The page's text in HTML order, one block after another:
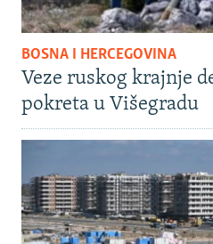
BOSNA I HERCEGOVINA
Veze ruskog krajnje
pokreta u Višegradu